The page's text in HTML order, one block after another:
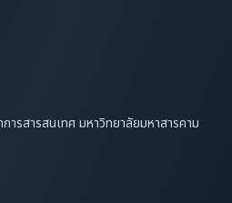
ารสารสนเทศ มหาวิทยาลัยมหาสารคาม